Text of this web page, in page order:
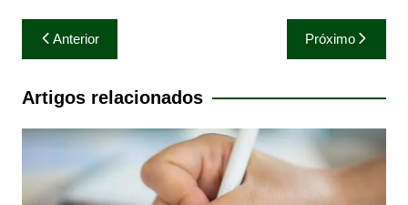
Navegação
de
Post
Anterior Próximo
Artigos relacionados